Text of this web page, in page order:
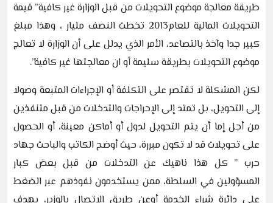
طريقة معالجة موضوع التحويلات من قبل الوزارة غير كافية” قيمة
التحويلات المالية للعام2013 تخطت النصف مليار ، وهذا مبلغ
كبير جدا وآخذ بالتصاعد، الأمر الذي يدلل على أن الوزارة لا تعالج
موضوع التحويلات بطريقة سليمة أو ان معالجتها غير كافية”.
لكن المشكلة لا تقتصر على التكلفة أو الإجراءات المتبعة وصولا
إلى التحويل، بل تمتد إلى الإحراجات والتدخلات من قبل متنفذين
من أجل إما أن يتم التحويل لدول أو أماكن معينة، أو الحصول
على تحويلات قد لا تكون مبررة، حيث أوضح الكاتب والباحث جهاد
حرب ” كل هذا ناهيك عن التدخلات من قبل بعض كبار
المسؤولين في السلطة، ممن يستخدمون نفوذهم عبر الضغط